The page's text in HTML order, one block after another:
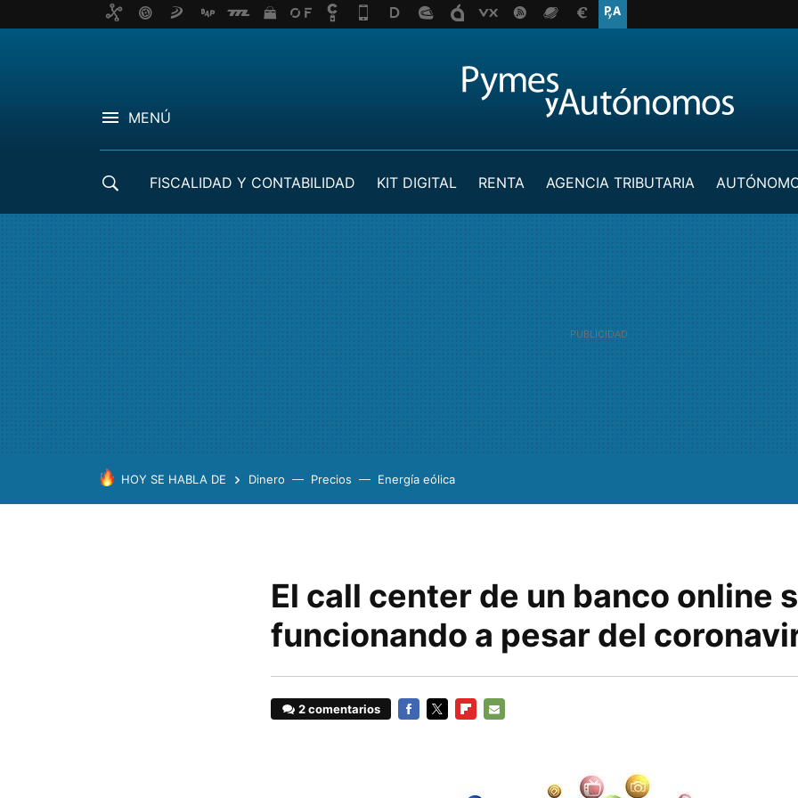
MENÚ
FISCALIDAD Y CONTABILIDAD KIT DIGITAL RENTA AGENCIA TRIBUTARIA
HOY SE HABLA DE Dinero Precios Energía eólica
El call center de un banco online
funcionando a pesar del
2 comentarios